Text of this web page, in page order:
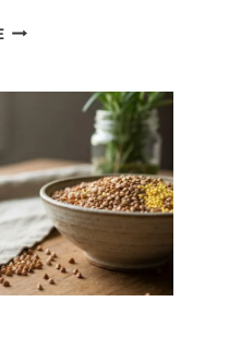
JAK
NA
TESTY
A
DIAGNOSTIKOU